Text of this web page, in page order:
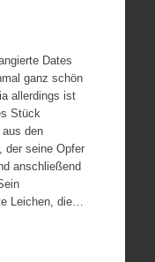
Dates
ganz schön
allerdings ist
Stück
den
der seine Opfer
anschließend
Leichen, die…